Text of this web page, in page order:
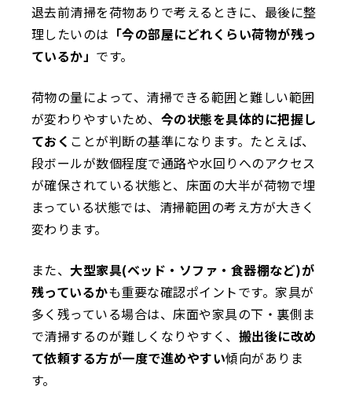
退去前清掃を荷物ありで考えるときに、最後に整
理したいのは 「今の部屋にどれくらい荷物が残っ
ているか」 です。
荷物の量によって、清掃できる範囲と難しい範囲
が変わりやすいため、 今の状態を具体的に把握し
ておく ことが判断の基準になります。たとえば、
段ボールが数個程度で通路や水回りへのアクセス
が確保されている状態と、床面の大半が荷物で埋
まっている状態では、清掃範囲の考え方が大きく
変わります。
また、大型家具(ベッド・ソファ・食器棚など)が
残っているかも重要な確認ポイントです。家具が
多く残っている場合は、床面や家具の下・裏側ま
で清掃するのが難しくなりやすく、 搬出後に改め
て依頼する方が一度で進めやすい傾向がありま
す。